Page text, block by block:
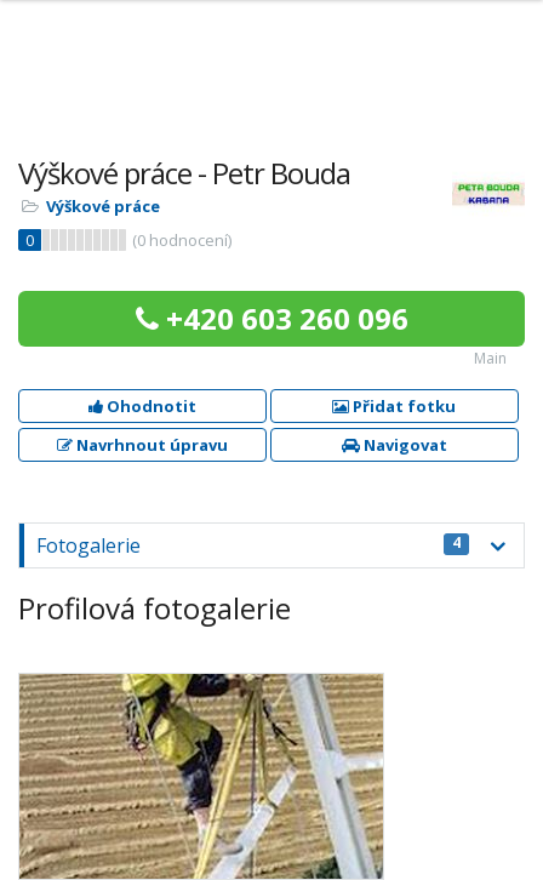
Výškové práce - Petr Bouda
Výškové práce
0
(0 hodnocení)
+420 603 260 096
Main
Ohodnotit
Přidat fotku
Navrhnout úpravu
Navigovat
Fotogalerie 4
Profilová fotogalerie